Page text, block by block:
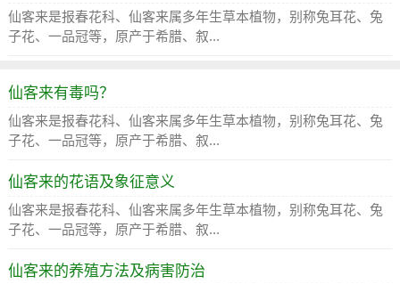
仙客来是报春花科、仙客来属多年生草本植物，别称兔耳花、兔
子花、一品冠等，原产于希腊、叙...
仙客来有毒吗？
仙客来是报春花科、仙客来属多年生草本植物，别称兔耳花、兔
子花、一品冠等，原产于希腊、叙...
仙客来的花语及象征意义
仙客来是报春花科、仙客来属多年生草本植物，别称兔耳花、兔
子花、一品冠等，原产于希腊、叙...
仙客来的养殖方法及病害防治